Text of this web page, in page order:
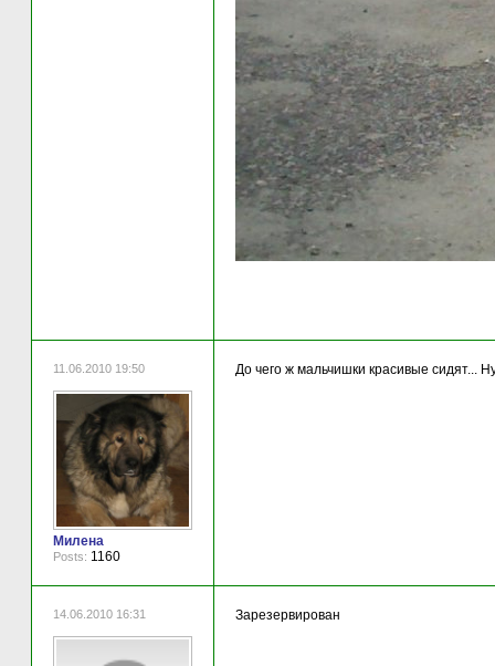
11.06.2010 19:50
Милена
Posts: 1160
До чего ж мальчишки красивые сидят...
14.06.2010 16:31 Зарезервирован